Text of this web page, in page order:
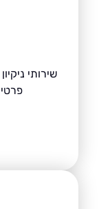
שירותי ניקיון בתים
פרטיים עם